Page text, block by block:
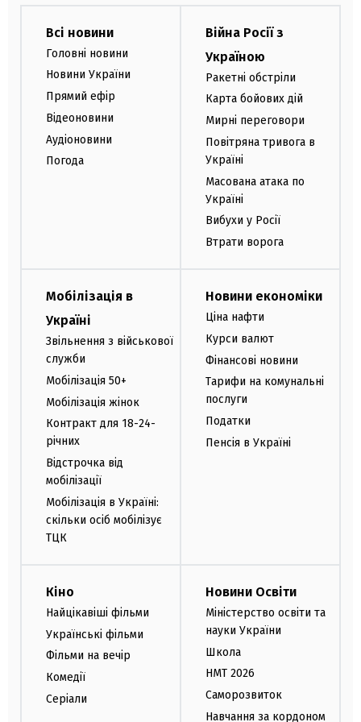
Всі новини
Головні новини
Новини України
Прямий ефір
Відеоновини
Аудіоновини
Погода
Війна Росії з
Україною
Ракетні обстріли
Карта бойових дій
Мирні переговори
Повітряна тривога в
Україні
Масована атака по
Україні
Вибухи у Росії
Втрати ворога
Мобілізація в
Україні
Звільнення з військової
служби
Мобілізація 50+
Мобілізація жінок
Контракт для 18-24-
річних
Відстрочка від
мобілізації
Мобілізація в Україні:
скільки осіб мобілізує
ТЦК
Новини економіки
Ціна нафти
Курси валют
Фінансові новини
Тарифи на комунальні
послуги
Податки
Пенсія в Україні
Кіно
Найцікавіші фільми
Українські фільми
Фільми на вечір
Комедії
Серіали
Новини Освіти
Міністерство освіти та
науки України
Школа
НМТ 2026
Саморозвиток
Навчання за кордоном